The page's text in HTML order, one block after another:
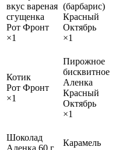
вкус вареная
сгущенка
Рот Фронт
×1
(барбарис)
Красный
Октябрь
×1
Котик
Рот Фронт
×1
Пирожное
бисквитное
Аленка
Красный
Октябрь
×1
Шоколад
Аленка 60 г
Карамель